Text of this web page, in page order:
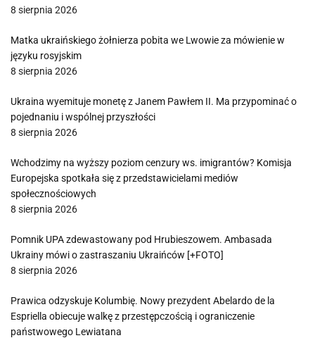
8 sierpnia 2026
Matka ukraińskiego żołnierza pobita we Lwowie za mówienie w
języku rosyjskim
8 sierpnia 2026
Ukraina wyemituje monetę z Janem Pawłem II. Ma przypominać o
pojednaniu i wspólnej przyszłości
8 sierpnia 2026
Wchodzimy na wyższy poziom cenzury ws. imigrantów? Komisja
Europejska spotkała się z przedstawicielami mediów
społecznościowych
8 sierpnia 2026
Pomnik UPA zdewastowany pod Hrubieszowem. Ambasada
Ukrainy mówi o zastraszaniu Ukraińców [+FOTO]
8 sierpnia 2026
Prawica odzyskuje Kolumbię. Nowy prezydent Abelardo de la
Espriella obiecuje walkę z przestępczością i ograniczenie
państwowego Lewiatana